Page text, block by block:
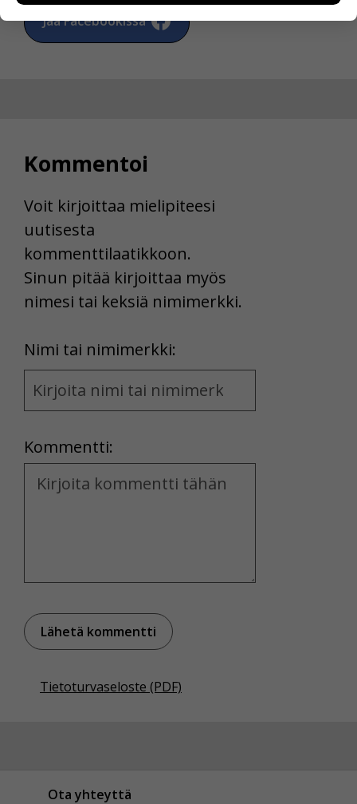
Jaa Facebookissa
Kommentoi
Voit kirjoittaa mielipiteesi
uutisesta
kommenttilaatikkoon.
Sinun pitää kirjoittaa myös
nimesi tai keksiä nimimerkki.
Nimi tai nimimerkki:
Name
and
Kommentti:
Kommentti
Tietoturvaseloste (PDF)
Ota yhteyttä
yksittäiseen käyttäjään.